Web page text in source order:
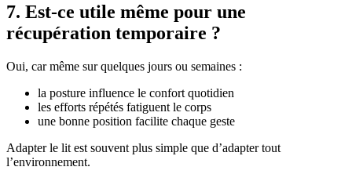
7. Est-ce utile même pour une
récupération temporaire ?
Oui, car même sur quelques jours ou semaines :
la posture influence le confort quotidien
les efforts répétés fatiguent le corps
une bonne position facilite chaque geste
Adapter le lit est souvent plus simple que d’adapter tout
l’environnement.